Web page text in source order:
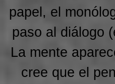
papel, el
paso al diálogo
La mente
cree que el